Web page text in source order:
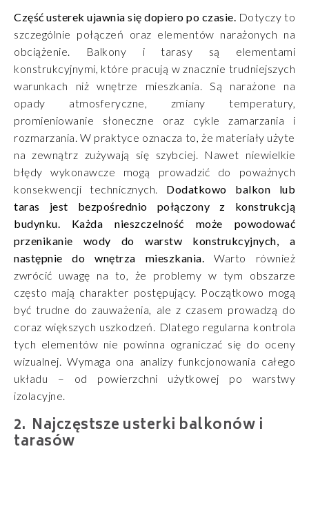
Część usterek ujawnia się dopiero po czasie. Dotyczy to
szczególnie połączeń oraz elementów narażonych na
obciążenie. Balkony i tarasy są elementami
konstrukcyjnymi, które pracują w znacznie trudniejszych
warunkach niż wnętrze mieszkania. Są narażone na
opady atmosferyczne, zmiany temperatury,
promieniowanie słoneczne oraz cykle zamarzania i
rozmarzania. W praktyce oznacza to, że materiały użyte
na zewnątrz zużywają się szybciej. Nawet niewielkie
błędy wykonawcze mogą prowadzić do poważnych
konsekwencji technicznych. Dodatkowo balkon lub
taras jest bezpośrednio połączony z konstrukcją
budynku. Każda nieszczelność może powodować
przenikanie wody do warstw konstrukcyjnych, a
następnie do wnętrza mieszkania.
Warto również
zwrócić uwagę na to, że problemy w tym obszarze
często mają charakter postępujący. Początkowo mogą
być trudne do zauważenia, ale z czasem prowadzą do
coraz większych uszkodzeń. Dlatego regularna kontrola
tych elementów nie powinna ograniczać się do oceny
wizualnej. Wymaga ona analizy funkcjonowania całego
układu – od powierzchni użytkowej po warstwy
izolacyjne.
Najczęstsze usterki balkonów i
tarasów